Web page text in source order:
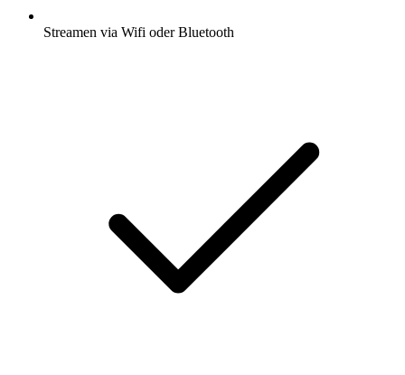
Streamen via Wifi oder Bluetooth